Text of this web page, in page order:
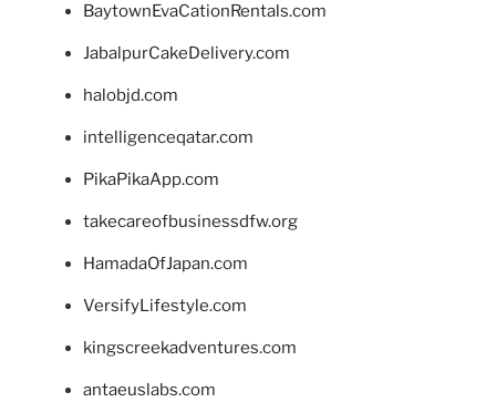
BaytownEvaCationRentals.com
JabalpurCakeDelivery.com
halobjd.com
intelligenceqatar.com
PikaPikaApp.com
takecareofbusinessdfw.org
HamadaOfJapan.com
VersifyLifestyle.com
kingscreekadventures.com
antaeuslabs.com